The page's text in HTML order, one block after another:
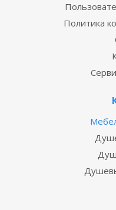
Политика